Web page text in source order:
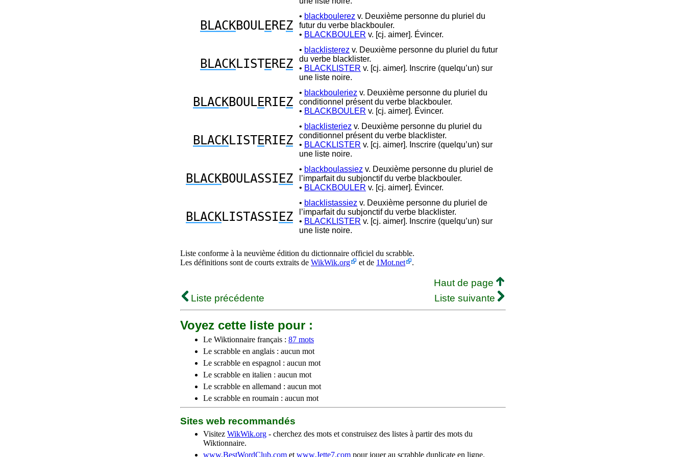
BLACKBOULEREZ
• blackboulerez v. Deuxième personne du pluriel du
futur du verbe blackbouler.
• BLACKBOULER v. [cj. aimer]. Évincer.
BLACKLISTEREZ
• blacklisterez v. Deuxième personne du pluriel du futur
du verbe blacklister.
• BLACKLISTER v. [cj. aimer]. Inscrire (quelqu’un) sur
une liste noire.
BLACKBOULERIEZ
• blackbouleriez v. Deuxième personne du pluriel du
conditionnel présent du verbe blackbouler.
• BLACKBOULER v. [cj. aimer]. Évincer.
BLACKLISTERIEZ
• blacklisteriez v. Deuxième personne du pluriel du
conditionnel présent du verbe blacklister.
• BLACKLISTER v. [cj. aimer]. Inscrire (quelqu’un) sur
une liste noire.
BLACKBOULASSI EZ
• blackboulassiez v. Deuxième personne du pluriel de
l’imparfait du subjonctif du verbe blackbouler.
• BLACKBOULER v. [cj. aimer]. Évincer.
BLACKLISTASSI EZ
• blacklistassiez v. Deuxième personne du pluriel de
l’imparfait du subjonctif du verbe blacklister.
• BLACKLISTER v. [cj. aimer]. Inscrire (quelqu’un) sur
une liste noire.
Liste conforme à la neuvième édition du dictionnaire officiel du scrabble.
Les définitions sont de courts extraits de WikWik.org et de 1Mot.net .
Haut de page
Liste précédente
Liste suivante
Voyez cette liste pour :
Le Wiktionnaire français : 87 mots
Le scrabble en anglais : aucun mot
Le scrabble en espagnol : aucun mot
Le scrabble en italien : aucun mot
Le scrabble en allemand : aucun mot
Le scrabble en roumain : aucun mot
Sites web recommandés
Visitez WikWik.org - cherchez des mots et construisez des listes à partir des mots du
Wiktionnaire.
www.BestWordClub.com et www.Jette7.com pour jouer au scrabble duplicate en ligne.